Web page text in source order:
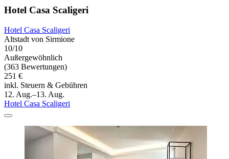
Hotel Casa Scaligeri
Hotel Casa Scaligeri
Altstadt von Sirmione
10/10
Außergewöhnlich
(363 Bewertungen)
251 €
inkl. Steuern & Gebühren
12. Aug.–13. Aug.
Hotel Casa Scaligeri